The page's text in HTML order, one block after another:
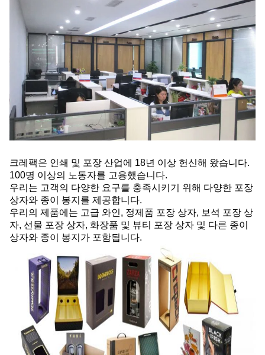
크레팩은 인쇄 및 포장 산업에 18년 이상 헌신해 왔습니다.
100명 이상의 노동자를 고용했습니다.
우리는 고객의 다양한 요구를 충족시키기 위해 다양한 포장
상자와 종이 봉지를 제공합니다.
우리의 제품에는 고급 와인, 정제품 포장 상자, 보석 포장 상
자, 선물 포장 상자, 화장품 및 뷰티 포장 상자 및 다른 종이
상자와 종이 봉지가 포함됩니다.